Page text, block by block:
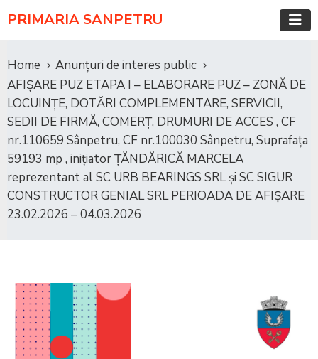
PRIMARIA SANPETRU
Home
Anunțuri de interes public
AFIȘARE PUZ ETAPA I – ELABORARE PUZ – ZONĂ DE
LOCUINȚE, DOTĂRI COMPLEMENTARE, SERVICII,
SEDII DE FIRMĂ, COMERȚ, DRUMURI DE ACCES , CF
nr.110659 Sânpetru, CF nr.100030 Sânpetru, Suprafața
59193 mp , inițiator ȚĂNDĂRICĂ MARCELA
reprezentant al SC URB BEARINGS SRL și SC SIGUR
CONSTRUCTOR GENIAL SRL PERIOADA DE AFIȘARE
23.02.2026 – 04.03.2026